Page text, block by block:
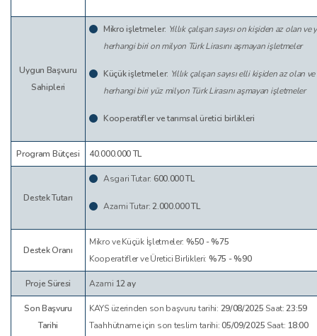
Uygun Başvuru
Sahipleri
Mikro işletmeler: Yıllık çalışan sayısı on kişiden az olan
herhangi biri on milyon Türk Lirasını aşmayan işletmeler
Küçük işletmeler: Yıllık çalışan sayısı elli kişiden az olan
herhangi biri yüz milyon Türk Lirasını aşmayan işletmeler
Kooperatifler ve tarımsal üretici birlikleri
Program Bütçesi 40.000.000 TL
Destek Tutarı
Asgari Tutar: 600.000 TL
Azami Tutar:2.000.000 TL
Destek Oranı
Mikro ve Küçük İşletmeler: %50 - %75
Kooperatifler ve Üretici Birlikleri: %75 - %90
Proje Süresi Azami 12 ay
Son Başvuru
Tarihi
KAYS üzerinden son başvuru tarihi: 29/08/2025 Saat:23:59
Taahhütname için son teslim tarihi:05/09/2025 Saat: 18:00